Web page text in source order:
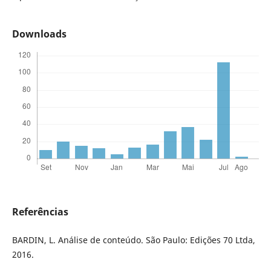
Downloads
Referências
BARDIN, L. Análise de conteúdo. São Paulo: Edições 70 Ltda,
2016.